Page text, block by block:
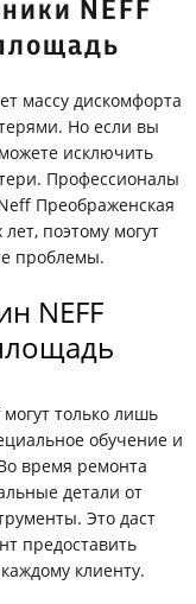
NEFF
массу дискомфорта
Но если вы
исключить
Профессионалы
Преображенская
поэтому могут
проблемы.
NEFF
только лишь
обучение и
время ремонта
детали от
Это даст
предоставить
клиенту.